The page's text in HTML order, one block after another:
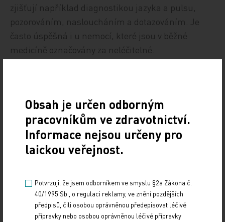
zjišťují například diagnostikou jazyka a pulsu,
pozorováním, nasloucháním a dotazováním. Je
často úspěšná i u nemocí, které jsou v běžné
medicíně označovány za neléčitelné.
Zdroj: ČTK
Z REGIONŮ
Obsah je určen odborným
pracovníkům ve zdravotnictví.
Informace nejsou určeny pro
laickou veřejnost.
Potvrzuji, že jsem odborníkem ve smyslu §2a Zákona č.
40/1995 Sb., o regulaci reklamy, ve znění pozdějších
předpisů, čili osobou oprávněnou předepisovat léčivé
přípravky nebo osobou oprávněnou léčivé přípravky